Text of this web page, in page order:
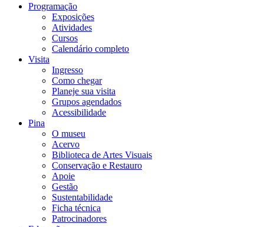
Programação
Exposições
Atividades
Cursos
Calendário completo
Visita
Ingresso
Como chegar
Planeje sua visita
Grupos agendados
Acessibilidade
Pina
O museu
Acervo
Biblioteca de Artes Visuais
Conservação e Restauro
Apoie
Gestão
Sustentabilidade
Ficha técnica
Patrocinadores